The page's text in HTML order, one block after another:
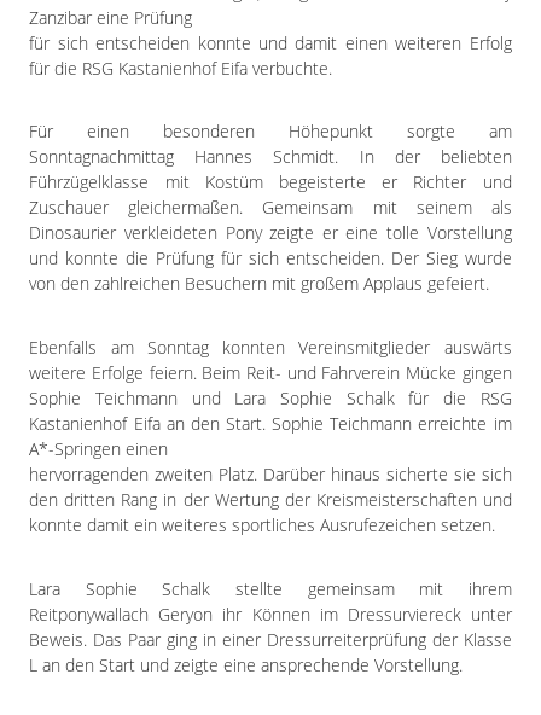
Zanzibar eine Prüfung
für sich entscheiden konnte und damit einen weiteren Erfolg
für die RSG Kastanienhof Eifa verbuchte.
Für einen besonderen Höhepunkt sorgte am
Sonntagnachmittag Hannes Schmidt. In der beliebten
Führzügelklasse mit Kostüm begeisterte er Richter und
Zuschauer gleichermaßen. Gemeinsam mit seinem als
Dinosaurier verkleideten Pony zeigte er eine tolle Vorstellung
und konnte die Prüfung für sich entscheiden. Der Sieg wurde
von den zahlreichen Besuchern mit großem Applaus gefeiert.
Ebenfalls am Sonntag konnten Vereinsmitglieder auswärts
weitere Erfolge feiern. Beim Reit- und Fahrverein Mücke gingen
Sophie Teichmann und Lara Sophie Schalk für die RSG
Kastanienhof Eifa an den Start. Sophie Teichmann erreichte im
A*-Springen einen
hervorragenden zweiten Platz. Darüber hinaus sicherte sie sich
den dritten Rang in der Wertung der Kreismeisterschaften und
konnte damit ein weiteres sportliches Ausrufezeichen setzen.
Lara Sophie Schalk stellte gemeinsam mit ihrem
Reitponywallach Geryon ihr Können im Dressurviereck unter
Beweis. Das Paar ging in einer Dressurreiterprüfung der Klasse
L an den Start und zeigte eine ansprechende Vorstellung.